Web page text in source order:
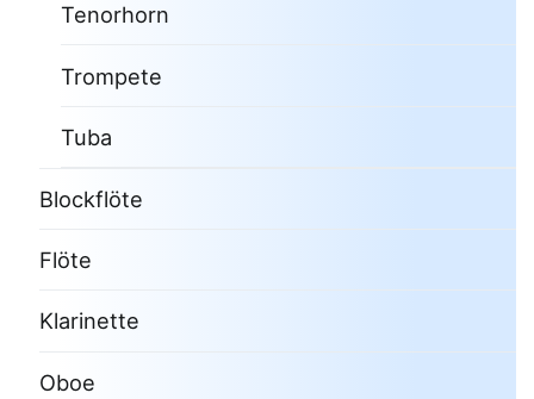
Tenorhorn
Trompete
Tuba
Blockflöte
Flöte
Klarinette
Oboe